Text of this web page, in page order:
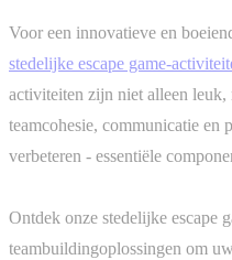
Voor een innovatieve en
stedelijke escape game-
activiteiten zijn niet alleen leuk,
teamcohesie, communicatie en
verbeteren - essentiële
Ontdek onze stedelijke escape
teambuildingoplossingen om